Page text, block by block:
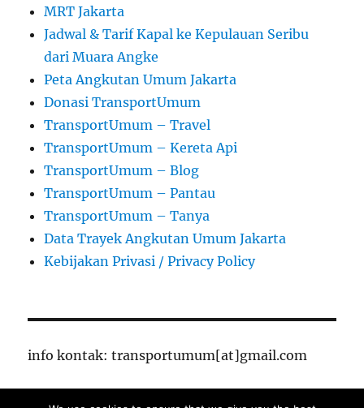
MRT Jakarta
Jadwal & Tarif Kapal ke Kepulauan Seribu
dari Muara Angke
Peta Angkutan Umum Jakarta
Donasi TransportUmum
TransportUmum – Travel
TransportUmum – Kereta Api
TransportUmum – Blog
TransportUmum – Pantau
TransportUmum – Tanya
Data Trayek Angkutan Umum Jakarta
Kebijakan Privasi / Privacy Policy
info kontak: transportumum[at]gmail.com